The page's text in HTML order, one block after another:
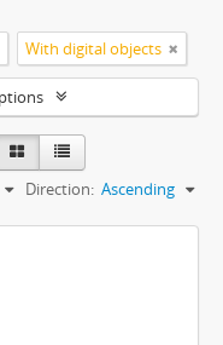
With digital objects
Direction: Ascending